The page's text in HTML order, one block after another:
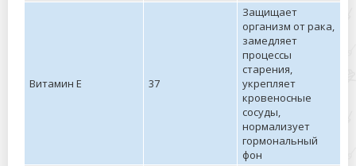
Витамин Е 37
Защищает
организм от рака,
замедляет
процессы
старения,
укрепляет
кровеносные
сосуды,
нормализует
гормональный
фон